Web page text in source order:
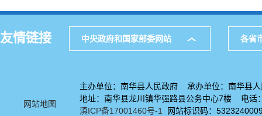
友情链接 中央政府和国家部委网站 各省
网站地图
主办单位：南华县人民政府 承办单位：南华县人
地址：南华县龙川镇华强路县公务中心7楼 电
滇ICP备17001460号-1
网站标识码：